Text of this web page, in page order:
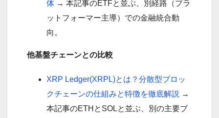
体 → 本記事のETFと並ぶ、別経路（プラ
ットフォーマー主導）での金融統合動
向。
他基盤チェーンとの比較
XRP Ledger(XRPL)とは？分散型ブロッ
クチェーンの仕組みと特徴を徹底解説 →
本記事のETHとSOLと並ぶ、別の主要ブ